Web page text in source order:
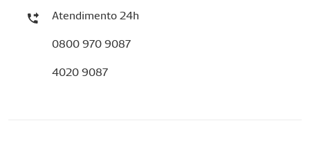
Atendimento 24h
0800 970 9087
4020 9087